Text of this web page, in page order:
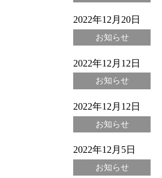
2022年12月20日
お知らせ
2022年12月12日
お知らせ
2022年12月12日
お知らせ
2022年12月5日
お知らせ